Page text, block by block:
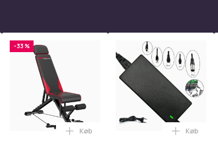
- Mave- og coretræning, yoga og
Beauty Vanity Namira - make up spejl med belysning -
-33 %
Læg Sammenklappelig Træningsbænk
Køb Læg
Køb